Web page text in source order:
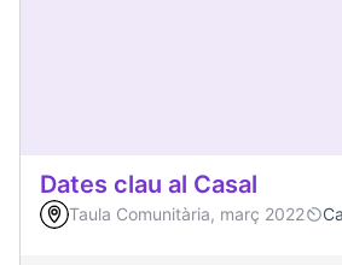
Dates clau al Casal
Taula Comunitària, març 2022